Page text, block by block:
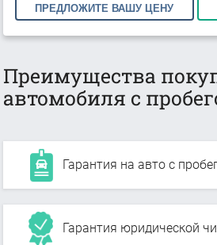
ПРЕДЛОЖИТЕ ВАШУ ЦЕНУ
Преимущества
автомобиля с
Гарантия на авто с
Гарантия юридической